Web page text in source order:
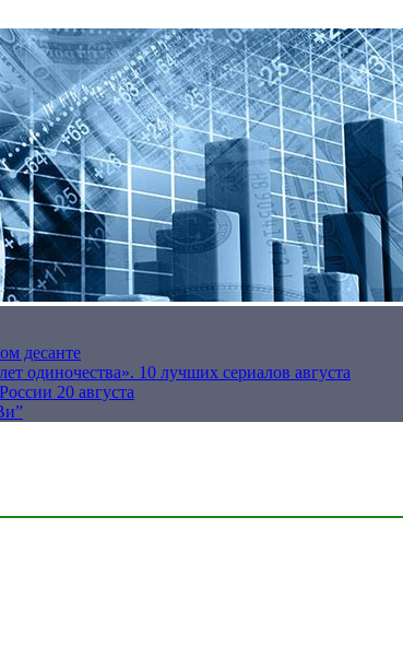
десанте
одиночества». 10 лучших сериалов августа
20 августа